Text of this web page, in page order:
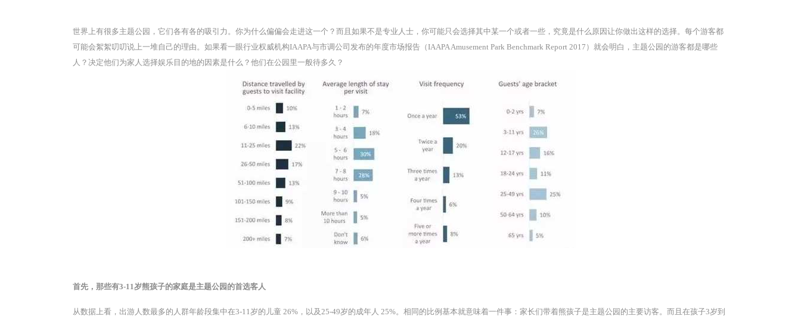
世界上有很多主题公园，它们各有各的吸引力。你为什么偏偏会走进这一个？而且如果不是专业人士，你可能只会选择其中某一个或者一些，究竟是什么原因让你做出这样的选择。每个游客都
可能会絮絮叨叨说上一堆自己的理由。如果看一眼行业权威机构IAAPA与市调公司发布的年度市场报告（IAAPA Amusement Park Benchmark Report 2017）就会明白，主题公园的游客都是哪些
人？决定他们为家人选择娱乐目的地的因素是什么？他们在公园里一般待多久？
首先，那些有3-11岁熊孩子的家庭是主题公园的首选客人
从数据上看，出游人数最多的人群年龄段集中在3-11岁的儿童 26%，以及25-49岁的成年人 25%。相同的比例基本就意味着一件事：家长们带着熊孩子是主题公园的主要访客。而且在孩子3岁到